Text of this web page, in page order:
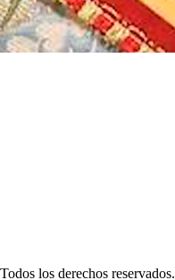
los derechos reservados.